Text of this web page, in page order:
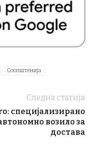
Соопштенија
Следна статија
специјализирано
возило за
достава